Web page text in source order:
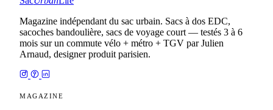
Magazine indépendant du sac urbain. Sacs à dos EDC,
sacoches bandoulière, sacs de voyage court — testés 3 à 6
mois sur un commute vélo + métro + TGV par Julien
Arnaud, designer produit parisien.
MAGAZINE